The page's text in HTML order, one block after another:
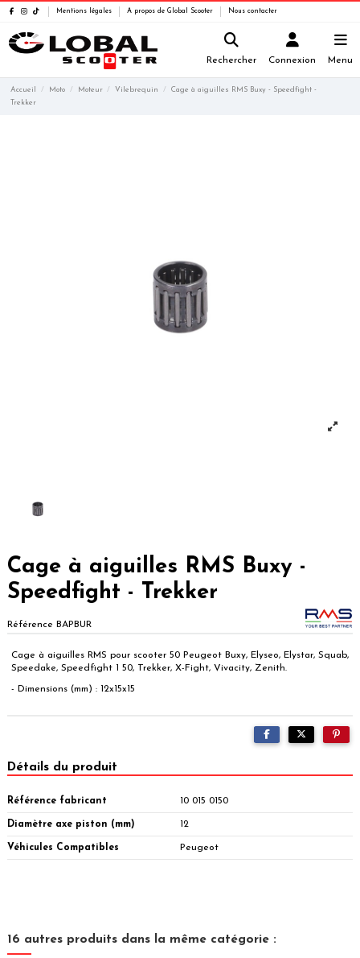
Mentions légales A propos de Global Scooter Nous contacter
Rechercher Connexion Menu
Accueil Moto Moteur Vilebrequin
Cage à aiguilles RMS Buxy - Speedfight -
Trekker
Cage à aiguilles RMS Buxy -
Speedfight - Trekker
Référence BAPBUR
Cage à aiguilles RMS pour scooter 50 Peugeot Buxy, Elyseo, Elystar, Squab,
Speedake, Speedfight 1 50, Trekker, X-Fight, Vivacity, Zenith.
- Dimensions (mm) : 12x15x15
Détails du produit
Référence fabricant 10 015 0150
Diamètre axe piston (mm) 12
Véhicules Compatibles Peugeot
16 autres produits dans la même catégorie :